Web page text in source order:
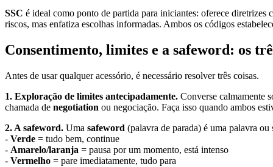
SSC é ideal como ponto de partida para iniciantes: oferece diretrizes
riscos, mas enfatiza escolhas informadas. Ambos os códigos
Consentimento, limites e a safeword: os
Antes de usar qualquer acessório, é necessário resolver três coisas.
1. Exploração de limites antecipadamente. Converse calmamente
chamada de negotiation ou negociação. Faça isso quando ambos
2. A safeword. Uma safeword (palavra de parada) é uma palavra
- Verde = tudo bem, continue
- Amarelo/laranja = pausa por um momento, está intenso
- Vermelho = pare imediatamente, tudo para